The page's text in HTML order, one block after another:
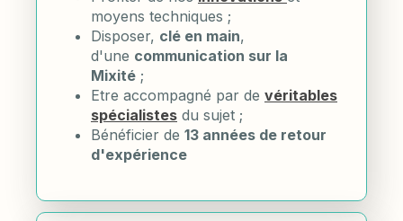
moyens techniques ;
Disposer, clé en main,
d'une communication sur la
Mixité ;
Etre accompagné par de véritables
spécialistes du sujet ;
Bénéficier de 13 années de retour
d'expérience